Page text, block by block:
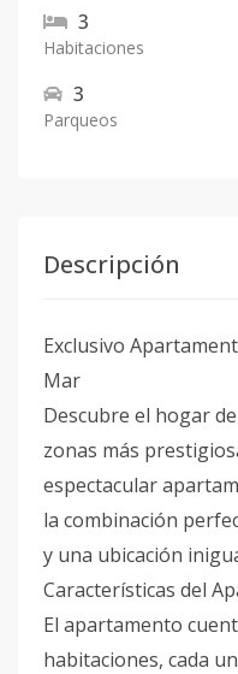
3
Habitaciones
3
Parqueos
Descripción
Exclusivo
Mar
Descubre el hogar
zonas más
espectacular
la combinación
y una ubicación
Características del
El apartamento
habitaciones, cada